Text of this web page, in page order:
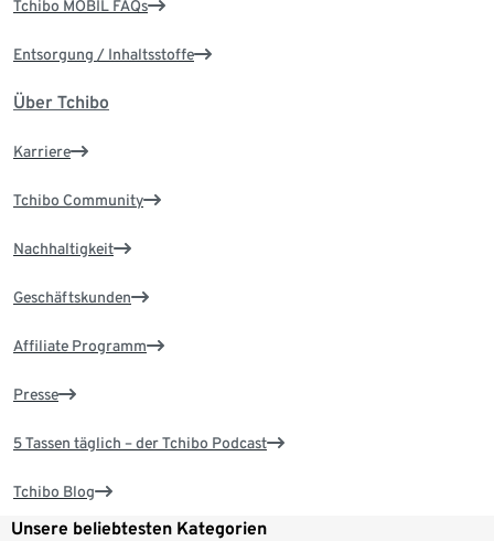
Tchibo MOBIL FAQs
Entsorgung / Inhaltsstoffe
Über Tchibo
Karriere
Tchibo Community
Nachhaltigkeit
Geschäftskunden
Affiliate Programm
Presse
5 Tassen täglich – der Tchibo Podcast
Tchibo Blog
Unsere beliebtesten Kategorien